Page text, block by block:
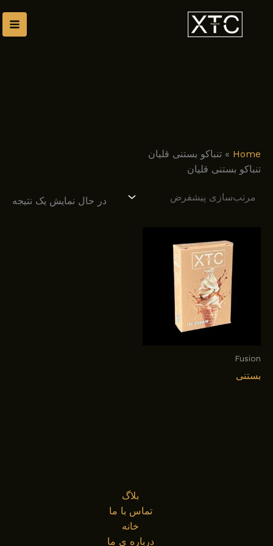
Home
»تنباکو بستنی قلیان
تنباکو بستنی قلیان
در حال نمایش یک نتیجه
Fusion
بستنی
بلاگ
تماس با ما
خانه
درباره ی ما